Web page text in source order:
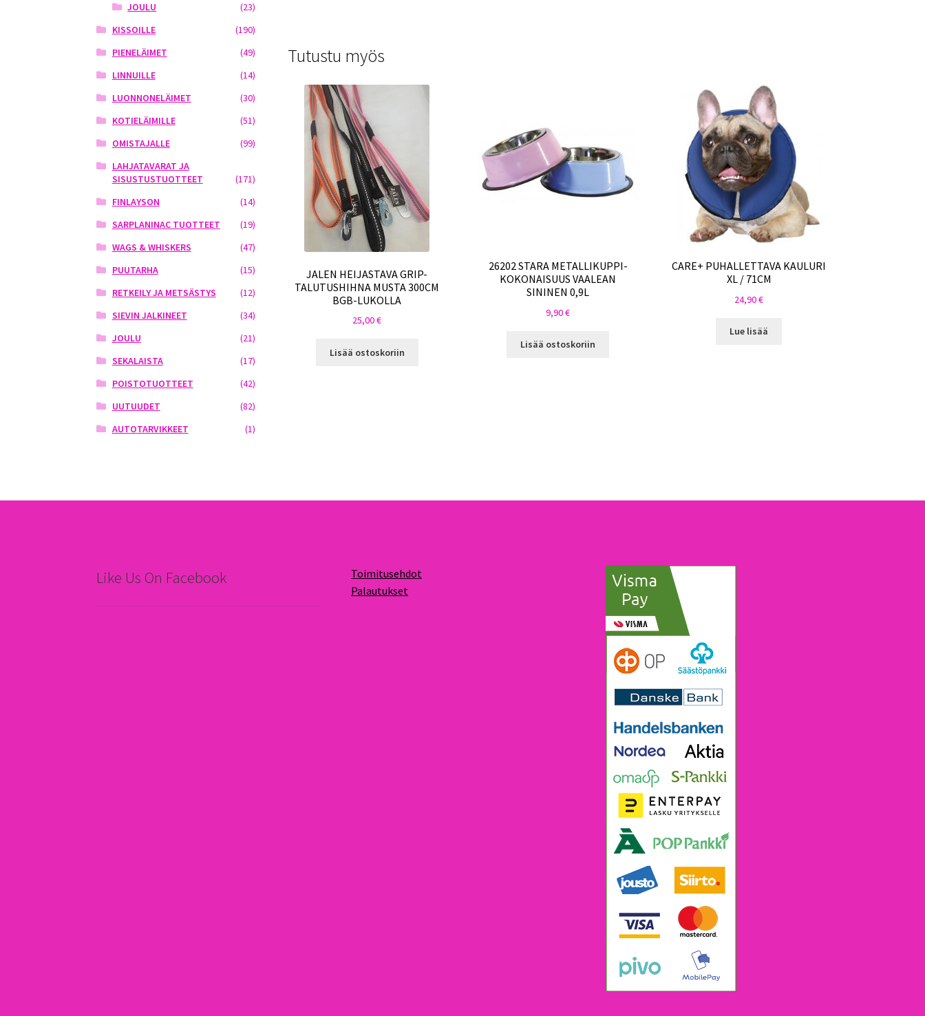
Tutustu myös
JALEN HEIJASTAVA GRIP-
TALUTUSHIHNA MUSTA 300CM
BGB-LUKOLLA
25,00€
Lisää ostoskoriin
26202 STARA METALLIKUPPI-
KOKONAISUUS VAALEAN
SININEN 0,9L
9,90€
Lisää ostoskoriin
CARE+ PUHALLETTAVA KAULURI
XL / 71CM
24,90€
Lue lisää
JOULU
(23)
KISSOILLE
(190)
PIENELÄIMET
(49)
LINNUILLE
(14)
LUONNONELÄIMET
(30)
KOTIELÄIMILLE
(51)
OMISTAJALLE
(99)
LAHJATAVARAT JA
SISUSTUSTUOTTEET
(171)
FINLAYSON
(14)
SARPLANINAC TUOTTEET
(19)
WAGS & WHISKERS
(47)
PUUTARHA
(15)
RETKEILY JA METSÄSTYS
(12)
SIEVIN JALKINEET
(34)
JOULU
(21)
SEKALAISTA
(17)
POISTOTUOTTEET
(42)
UUTUUDET
(82)
AUTOTARVIKKEET
(1)
Like Us On Facebook
Toimitusehdot
Palautukset